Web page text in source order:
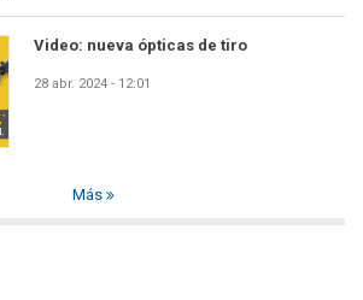
Video: nueva ópticas de tiro
28 abr. 2024 - 12:01
Más